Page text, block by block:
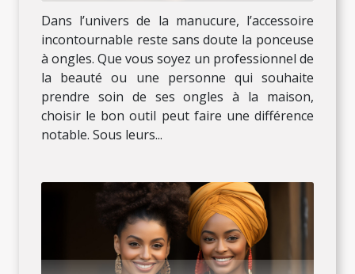
Dans l’univers de la manucure, l’accessoire
incontournable reste sans doute la ponceuse
à ongles. Que vous soyez un professionnel de
la beauté ou une personne qui souhaite
prendre soin de ses ongles à la maison,
choisir le bon outil peut faire une différence
notable. Sous leurs...